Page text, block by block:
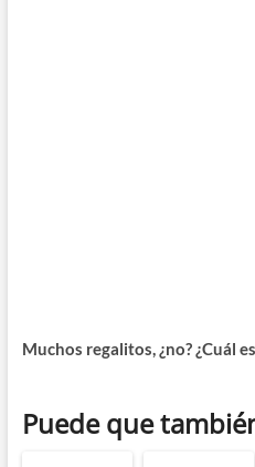
Muchos regalitos, ¿no? ¿Cuál
Puede que